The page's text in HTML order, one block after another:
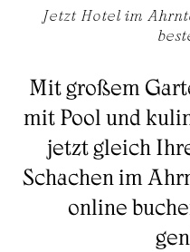
DAS
Zimmer
FAMILIE
BAR &
Jetzt Hotel im
Mit großem
mit Pool und
jetzt gleich
Schachen im
online